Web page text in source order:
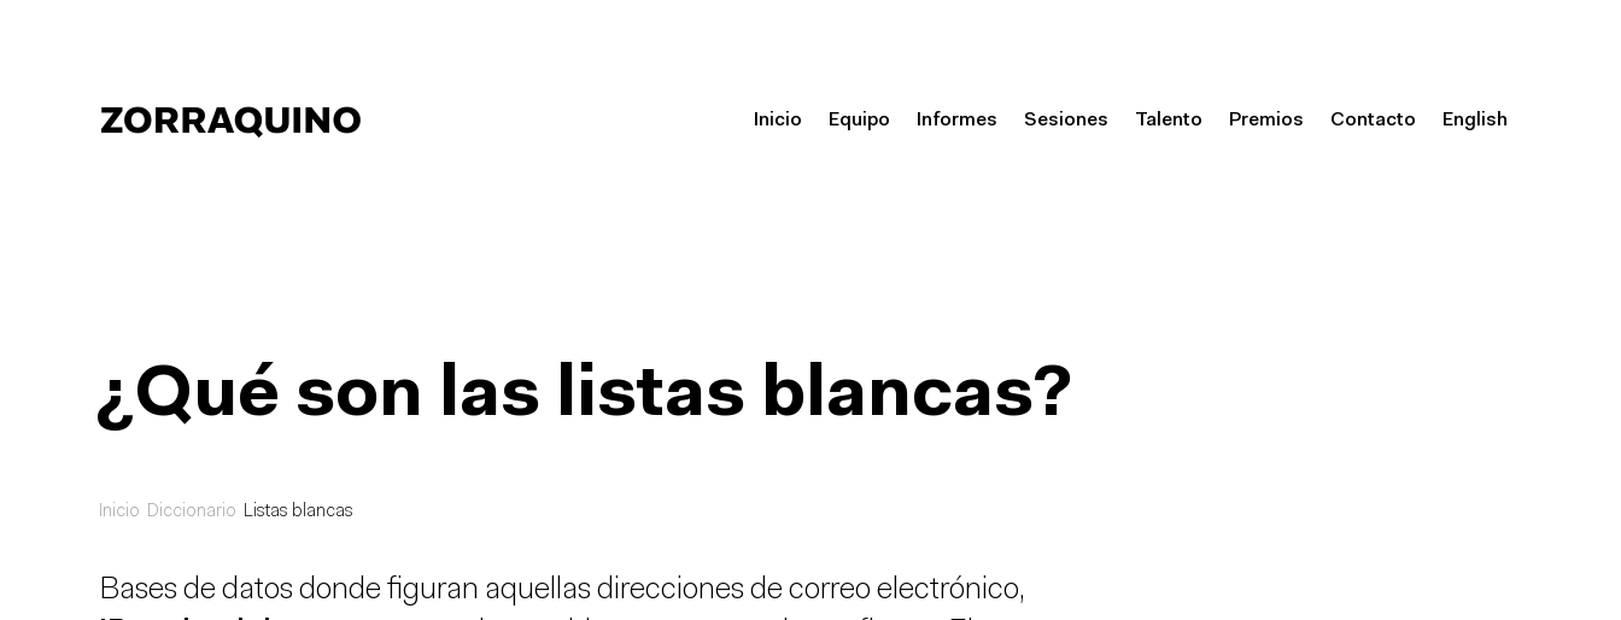
Inicio Equipo Informes Sesiones Talento Premios Contacto English
¿Qué son las listas blancas?
Inicio Diccionario Listas blancas
Bases de datos donde figuran aquellas direcciones de correo electrónico,